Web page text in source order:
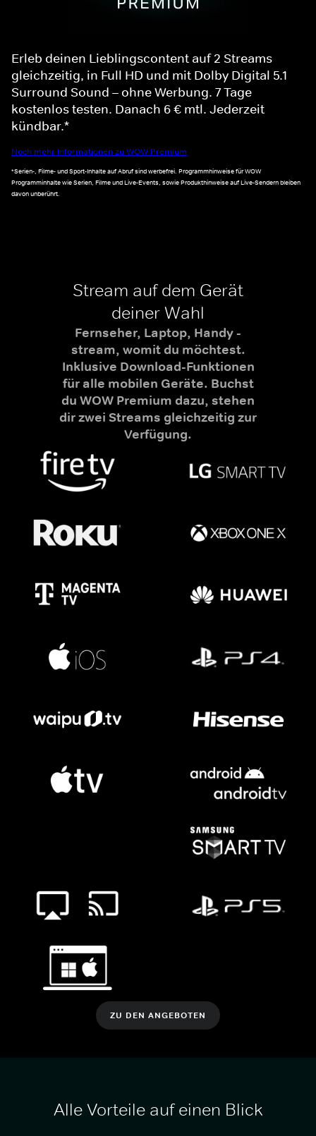
Erleb deinen Lieblingscontent auf 2 Streams
gleichzeitig, in Full HD und mit Dolby Digital 5.1
Surround Sound – ohne Werbung. 7 Tage
kostenlos testen. Danach 6 € mtl. Jederzeit
kündbar.*
Noch mehr Informationen zu WOW Premium
*Serien-, Filme- und Sport-Inhalte auf Abruf sind werbefrei. Programmhinweise für WOW
Programminhalte wie Serien, Filme und Live-Events, sowie Produkthinweise auf Live-Sendern bleiben
davon unberührt.
Stream auf dem Gerät
deiner Wahl
Fernseher, Laptop, Handy -
stream, womit du möchtest.
Inklusive Download-Funktionen
für alle mobilen Geräte. Buchst
du WOW Premium dazu, stehen
dir zwei Streams gleichzeitig zur
Verfügung.
ZU DEN ANGEBOTEN
Alle Vorteile auf einen Blick